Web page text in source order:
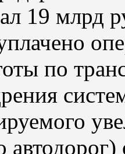
19 млрд
по